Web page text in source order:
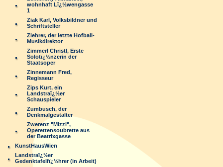
wohnhaft Lï¿½wengasse
1
Ziak Karl, Volksbildner und
Schriftsteller
Ziehrer, der letzte Hofball-
Musikdirektor
Zimmerl Christl, Erste
Solotï¿½nzerin der
Staatsoper
Zinnemann Fred,
Regisseur
Zips Kurt, ein
Landstraï¿½er
Schauspieler
Zumbusch, der
Denkmalgestalter
Zwerenz "Mizzi",
Operettensoubrette aus
der Beatrixgasse
KunstHausWien
Landstraï¿½er
Gedenktafelfï¿½hrer (in Arbeit)